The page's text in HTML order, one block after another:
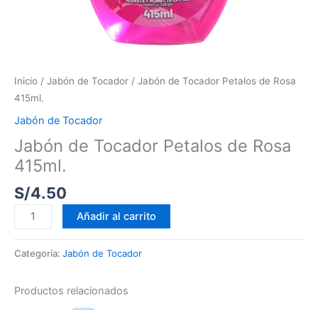
Inicio / Jabón de Tocador / Jabón de Tocador Petalos de Rosa
415ml.
Jabón de Tocador
Jabón de Tocador Petalos de Rosa
415ml.
S/4.50
Añadir al carrito
Categoría: Jabón de Tocador
Productos relacionados